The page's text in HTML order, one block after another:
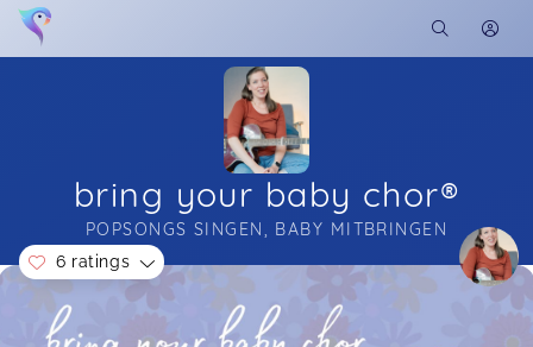
bring your baby chor®
POPSONGS SINGEN, BABY MITBRINGEN
Soon you will learn more about me here...
6 ratings
Nora,Feb 13